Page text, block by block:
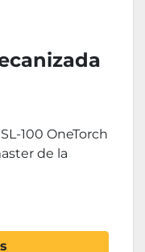
100 OneTorch
de la